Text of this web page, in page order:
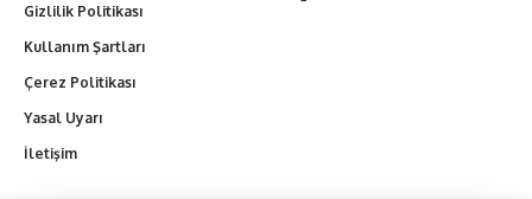
Gizlilik Politikası
Kullanım Şartları
Çerez Politikası
Yasal Uyarı
İletişim